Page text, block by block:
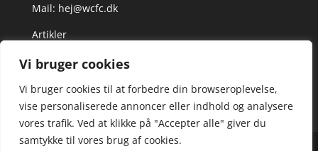
Vi bruger cookies
Vi bruger cookies til at forbedre din browseroplevelse,
vise personaliserede annoncer eller indhold og analysere
vores trafik. Ved at klikke på "Accepter alle" giver du
samtykke til vores brug af cookies.
Mail: hej@wcfc.dk
Artikler